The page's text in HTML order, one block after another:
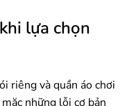
lựa chọn
riêng và quần áo chơi
những lỗi cơ bản